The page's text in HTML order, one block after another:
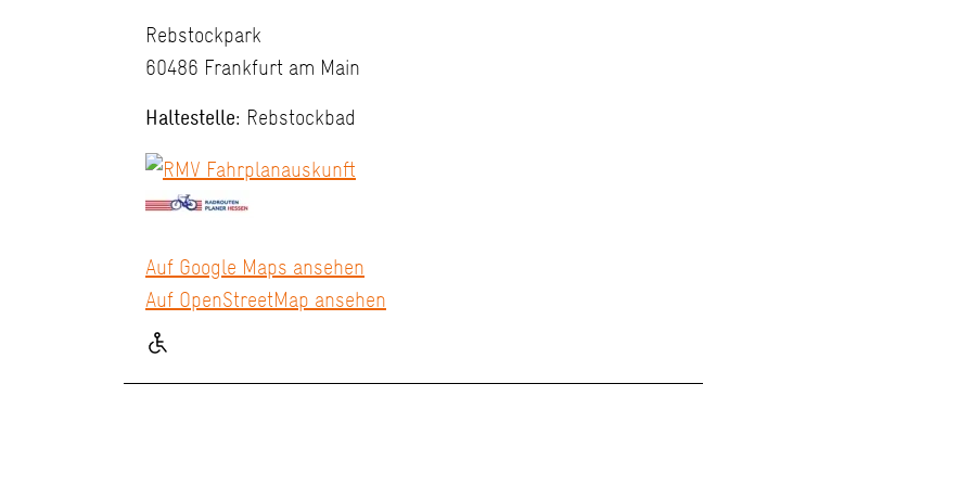
Rebstockpark
60486 Frankfurt am Main
Haltestelle: Rebstockbad
Auf Google Maps ansehen
Auf OpenStreetMap ansehen